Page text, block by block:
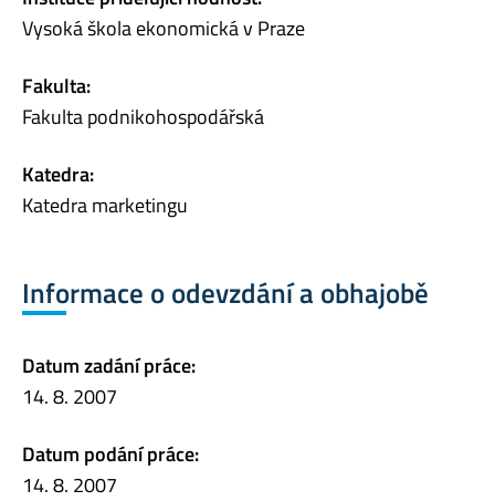
Vysoká škola ekonomická v Praze
Fakulta:
Fakulta podnikohospodářská
Katedra:
Katedra marketingu
Informace o odevzdání a obhajobě
Datum zadání práce:
14. 8. 2007
Datum podání práce:
14. 8. 2007